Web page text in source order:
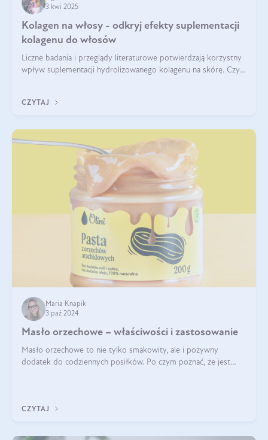
3 kwi 2025
Kolagen na włosy - odkryj efekty suplementacji
kolagenu do włosów
Liczne badania i przeglądy literaturowe potwierdzają korzystny
wpływ suplementacji hydrolizowanego kolagenu na skórę. Czy
CZYTAJ
Maria Knapik
3 paź 2024
Masło orzechowe – właściwości i zastosowanie
Masło orzechowe to nie tylko smakowity, ale i pożywny
dodatek do codziennych posiłków. Po czym poznać, że jest
CZYTAJ